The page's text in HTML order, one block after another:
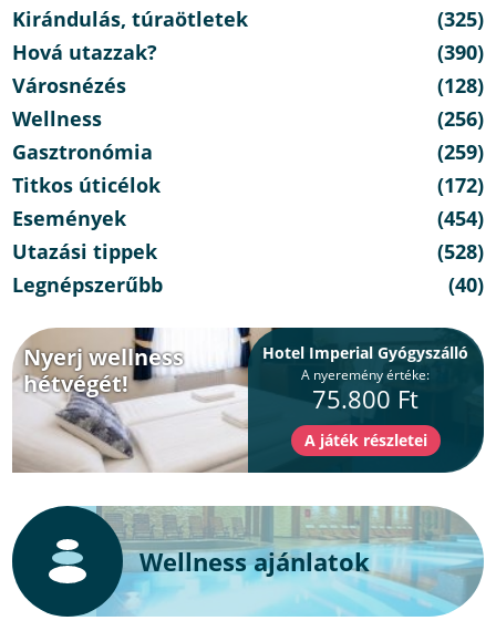
Kirándulás, túraötletek
(325)
Hová utazzak?
(390)
Városnézés
(128)
Wellness
(256)
Gasztronómia
(259)
Titkos úticélok
(172)
Események
(454)
Utazási tippek
(528)
Legnépszerűbb
(40)
Nyerj wellness
hétvégét!
Hotel Imperial Gyógyszálló
A nyeremény értéke:
75.800 Ft
Wellness ajánlatok